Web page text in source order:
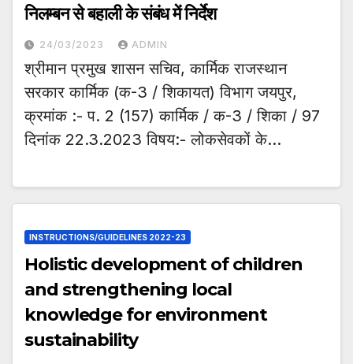
निलम्बन से बहाली के संबंध में निर्देश
24/03/2023 ADMIN
श्रीमान प्रमुख शासन सचिव, कार्मिक राजस्थान
सरकार कार्मिक (क-3 / शिकायत) विभाग जयपुर,
क्रमांक :- प. 2 (157) कार्मिक / क-3 / शिका / 97
दिनांक 22.3.2023 विषय:- लोकसेवकों के…
INSTRUCTIONS/GUIDELINES 2022-23
Holistic development of children
and strengthening local
knowledge for environment
sustainability